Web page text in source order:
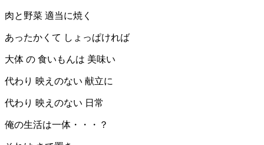
肉と野菜 適当に焼く
あったかくて しょっぱければ
大体 の 食いもんは 美味い
代わり 映えのない 献立に
代わり 映えのない 日常
俺の生活は一体・・・？